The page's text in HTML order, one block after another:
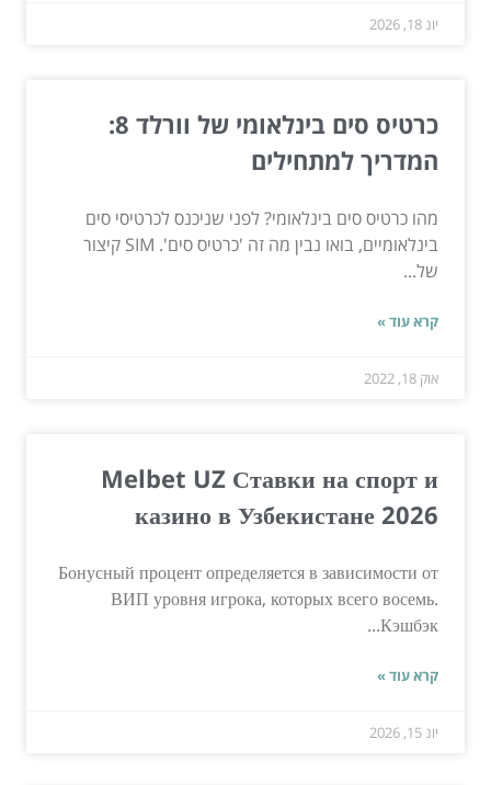
יונ 18, 2026
כרטיס סים בינלאומי של וורלד 8:
המדריך למתחילים
מהו כרטיס סים בינלאומי? לפני שניכנס לכרטיסי סים
בינלאומיים, בואו נבין מה זה 'כרטיס סים'. SIM קיצור
של...
קרא עוד »
אוק 18, 2022
Melbet UZ Ставки на спорт и
казино в Узбекистане 2026
Бонусный процент определяется в зависимости от
ВИП уровня игрока, которых всего восемь.
Кэшбэк...
קרא עוד »
יונ 15, 2026